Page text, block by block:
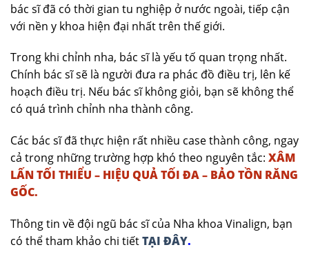
bác sĩ đã có thời gian tu nghiệp ở nước ngoài, tiếp cận
với nền y khoa hiện đại nhất trên thế giới.
Trong khi chỉnh nha, bác sĩ là yếu tố quan trọng nhất.
Chính bác sĩ sẽ là người đưa ra phác đồ điều trị, lên kế
hoạch điều trị. Nếu bác sĩ không giỏi, bạn sẽ không thể
có quá trình chỉnh nha thành công.
Các bác sĩ đã thực hiện rất nhiều case thành công, ngay
cả trong những trường hợp khó theo nguyên tắc: XÂM
LẤN TỐI THIỂU – HIỆU QUẢ TỐI ĐA – BẢO TỒN RĂNG
GỐC.
Thông tin về đội ngũ bác sĩ của Nha khoa Vinalign, bạn
có thể tham khảo chi tiếtTẠI ĐÂY.